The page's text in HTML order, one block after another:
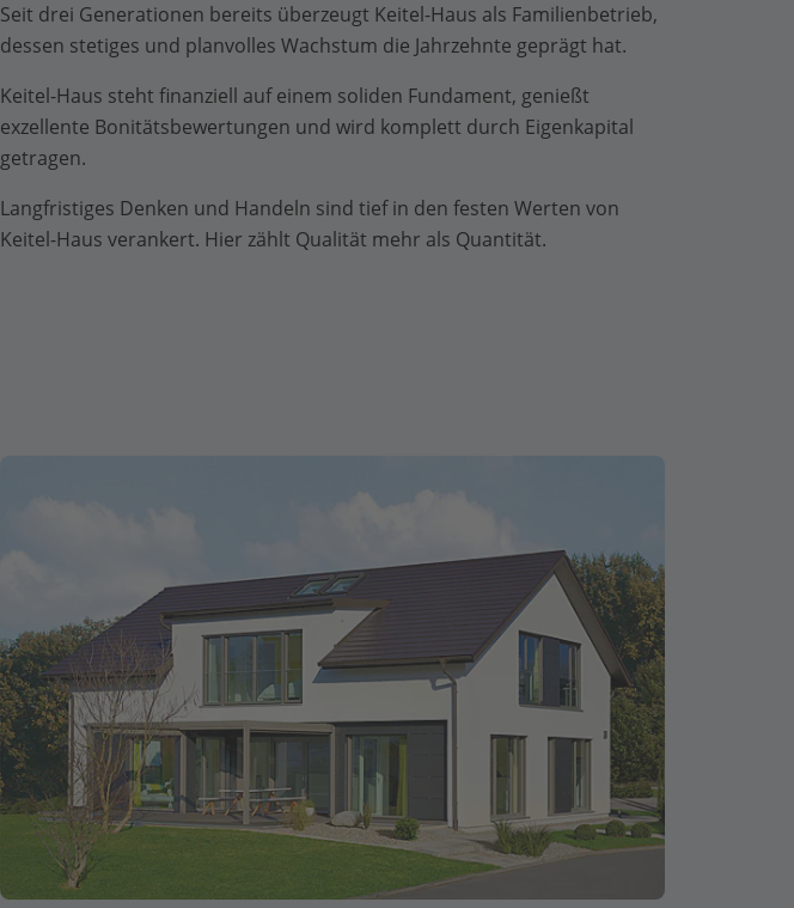
Seit drei Generationen bereits überzeugt Keitel-Haus als Familienbetrieb,
dessen stetiges und planvolles Wachstum die Jahrzehnte geprägt hat.
Keitel-Haus steht finanziell auf einem soliden Fundament, genießt
exzellente Bonitätsbewertungen und wird komplett durch Eigenkapital
getragen.
Langfristiges Denken und Handeln sind tief in den festen Werten von
Keitel-Haus verankert. Hier zählt Qualität mehr als Quantität.